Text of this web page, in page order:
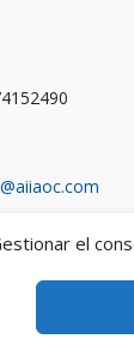
el
Sevilla